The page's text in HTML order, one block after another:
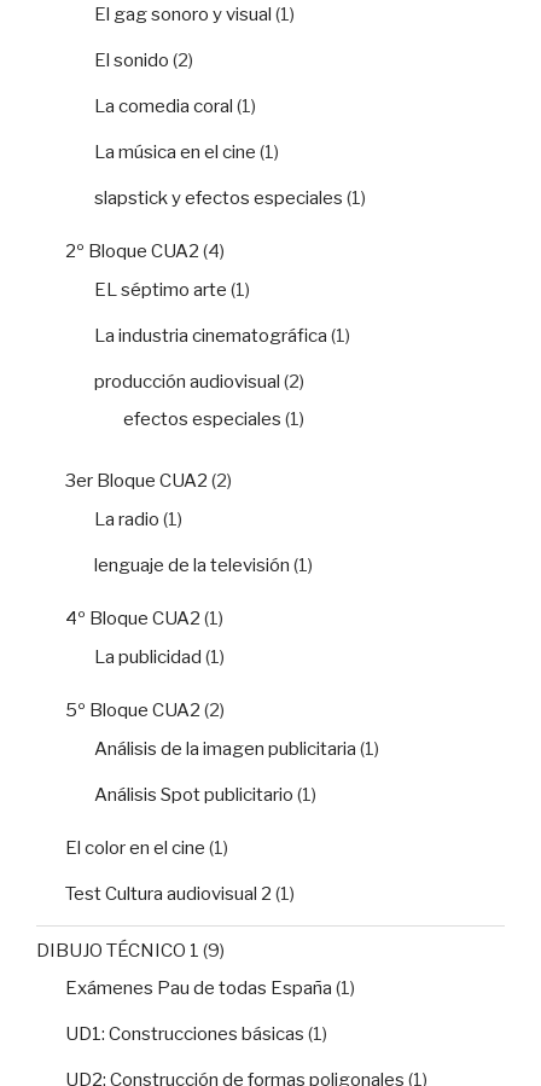
El gag sonoro y visual (1)
El sonido (2)
La comedia coral (1)
La música en el cine (1)
slapstick y efectos especiales (1)
2º Bloque CUA2 (4)
EL séptimo arte (1)
La industria cinematográfica (1)
producción audiovisual (2)
efectos especiales (1)
3er Bloque CUA2 (2)
La radio (1)
lenguaje de la televisión (1)
4º Bloque CUA2 (1)
La publicidad (1)
5º Bloque CUA2 (2)
Análisis de la imagen publicitaria (1)
Análisis Spot publicitario (1)
El color en el cine (1)
Test Cultura audiovisual 2 (1)
DIBUJO TÉCNICO 1 (9)
Exámenes Pau de todas España (1)
UD1: Construcciones básicas (1)
UD2: Construcción de formas poligonales (1)